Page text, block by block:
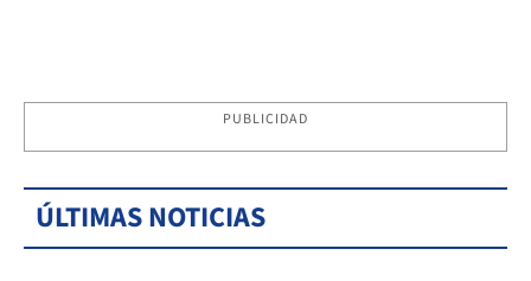
PUBLICIDAD
ÚLTIMAS NOTICIAS